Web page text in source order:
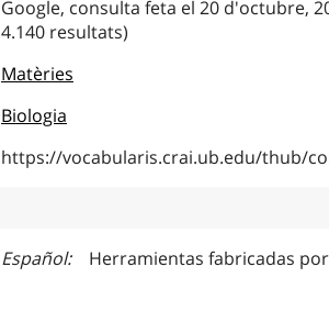
Google, consulta feta el 20 d'octubre,
4.140 resultats)
Matèries
Biologia
https://vocabularis.crai.ub.edu/thub/
Español Herramientas fabricadas